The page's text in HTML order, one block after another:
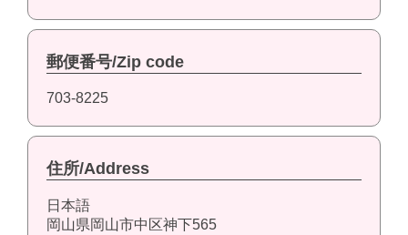
郵便番号/Zip code
703-8225
住所/Address
日本語
岡山県岡山市中区神下565